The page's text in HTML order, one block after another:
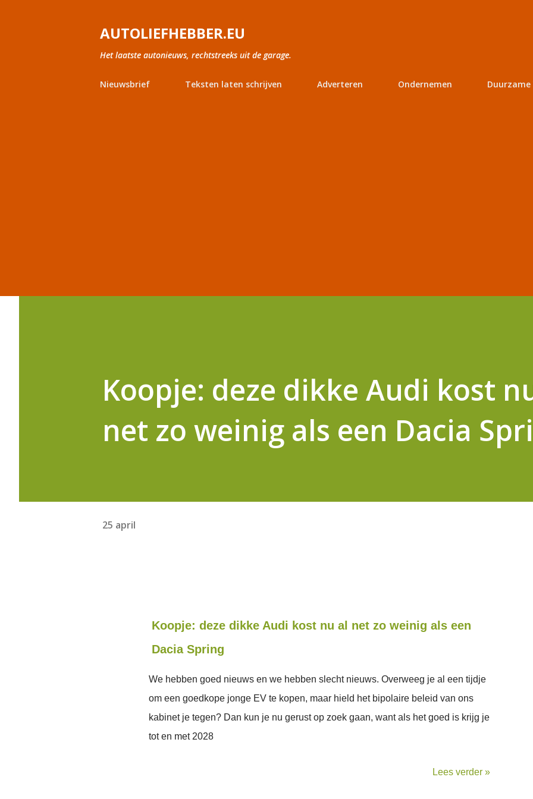
AUTOLIEFHEBBER.EU
Het laatste autonieuws, rechtstreeks uit de garage.
Nieuwsbrief Teksten laten schrijven Adverteren Ondernemen Duurzame
Koopje: deze dikke Audi kost
net zo weinig als een Dacia
25 april
Koopje: deze dikke Audi kost nu al net zo weinig als een
Dacia Spring
We hebben goed nieuws en we hebben slecht nieuws. Overweeg je al een tijdje
om een goedkope jonge EV te kopen, maar hield het bipolaire beleid van ons
kabinet je tegen? Dan kun je nu gerust op zoek gaan, want als het goed is krijg je
tot en met 2028
Lees verder »